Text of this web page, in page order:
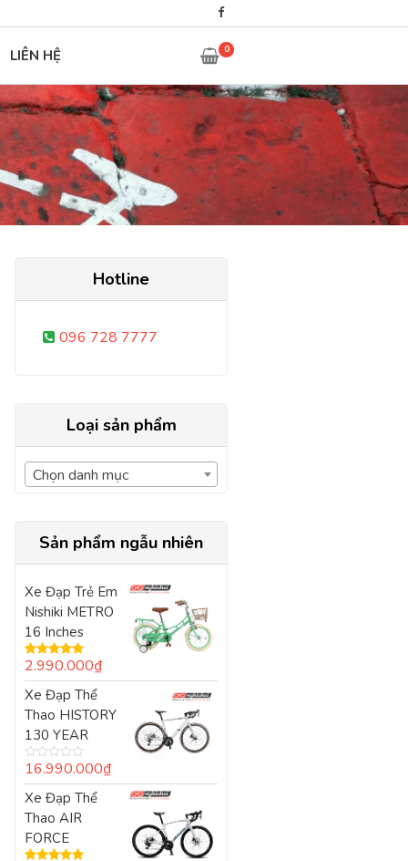
LIÊN HỆ 0
Hotline
096 728 7777
Loại sản phẩm
Chọn danh mục
Sản phẩm ngẫu nhiên
Xe Đạp Trẻ Em
Nishiki METRO
16 Inches
Được xếp
hạng5.005
sao
2.990.000₫
Xe Đạp Thể
Thao HISTORY
130 YEAR
Được
xếp
hạng
5
sao
16.990.000₫
Xe Đạp Thể
Thao AIR
FORCE